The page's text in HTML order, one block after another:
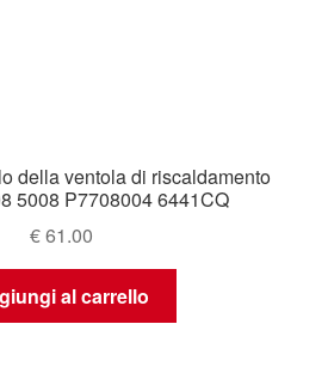
della ventola di riscaldamento
5008 P7708004 6441CQ
€61.00
al carrello